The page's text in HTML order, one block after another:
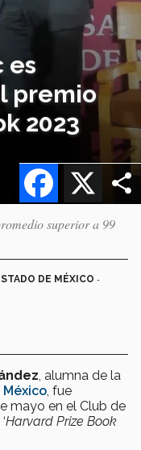
es
premio
2023
X
Facebook
superior a 99
DE MÉXICO -
, alumna de la
, fue
mayo en el Club de
Harvard Prize Book